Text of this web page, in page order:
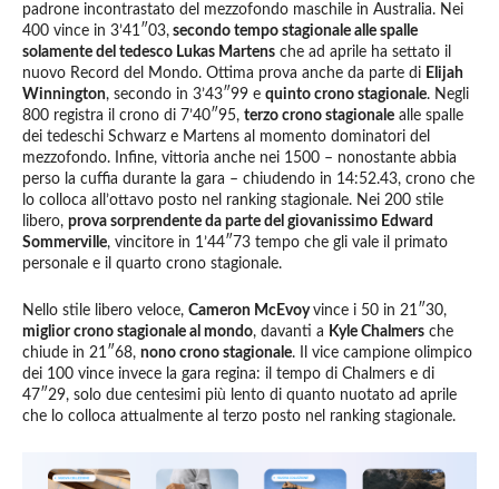
padrone incontrastato del mezzofondo maschile in Australia. Nei
400 vince in 3’41″03, secondo tempo stagionale alle spalle
solamente del tedesco Lukas Martens che ad aprile ha settato il
nuovo Record del Mondo. Ottima prova anche da parte di Elijah
Winnington, secondo in 3’43″99 e quinto crono stagionale. Negli
800 registra il crono di 7’40″95, terzo crono stagionale alle spalle
dei tedeschi Schwarz e Martens al momento dominatori del
mezzofondo. Infine, vittoria anche nei 1500 – nonostante abbia
perso la cuffia durante la gara – chiudendo in 14:52.43, crono che
lo colloca all’ottavo posto nel ranking stagionale. Nei 200 stile
libero, prova sorprendente da parte del giovanissimo Edward
Sommerville, vincitore in 1’44″73 tempo che gli vale il primato
personale e il quarto crono stagionale.
Nello stile libero veloce, Cameron McEvoyvince i 50 in 21″30,
miglior crono stagionale al mondo, davanti a Kyle Chalmers che
chiude in 21″68, nono crono stagionale. Il vice campione olimpico
dei 100 vince invece la gara regina: il tempo di Chalmers e di
47″29, solo due centesimi più lento di quanto nuotato ad aprile
che lo colloca attualmente al terzo posto nel ranking stagionale.